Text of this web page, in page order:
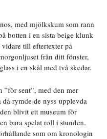
med mjölkskum som rann
botten i en sista beige klunk
vidare till eftertexter på
från ditt fönster,
i en skål med två skedar.
”för sent”, med den mer
rymde de nyss upplevda
blivit ett museum för
bara spelat roll i stunden.
som om kronologin